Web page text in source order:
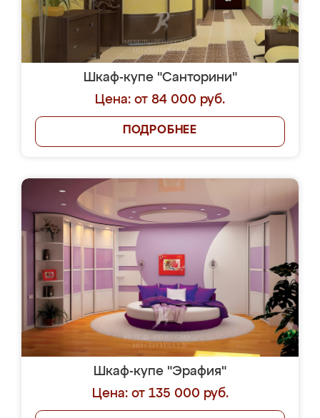
Шкаф-купе "Санторини"
Цена: от 84 000 руб.
ПОДРОБНЕЕ
Шкаф-купе "Эрафия"
Цена: от 135 000 руб.